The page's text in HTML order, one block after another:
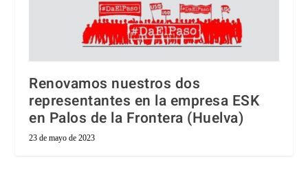
Renovamos nuestros dos
representantes en la empresa ESK
en Palos de la Frontera (Huelva)
23 de mayo de 2023